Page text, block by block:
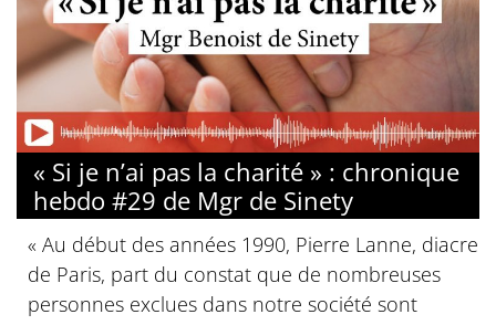
« Si je n’ai pas la charité » : chronique
hebdo #29 de Mgr de Sinety
« Au début des années 1990, Pierre Lanne, diacre
de Paris, part du constat que de nombreuses
personnes exclues dans notre société sont